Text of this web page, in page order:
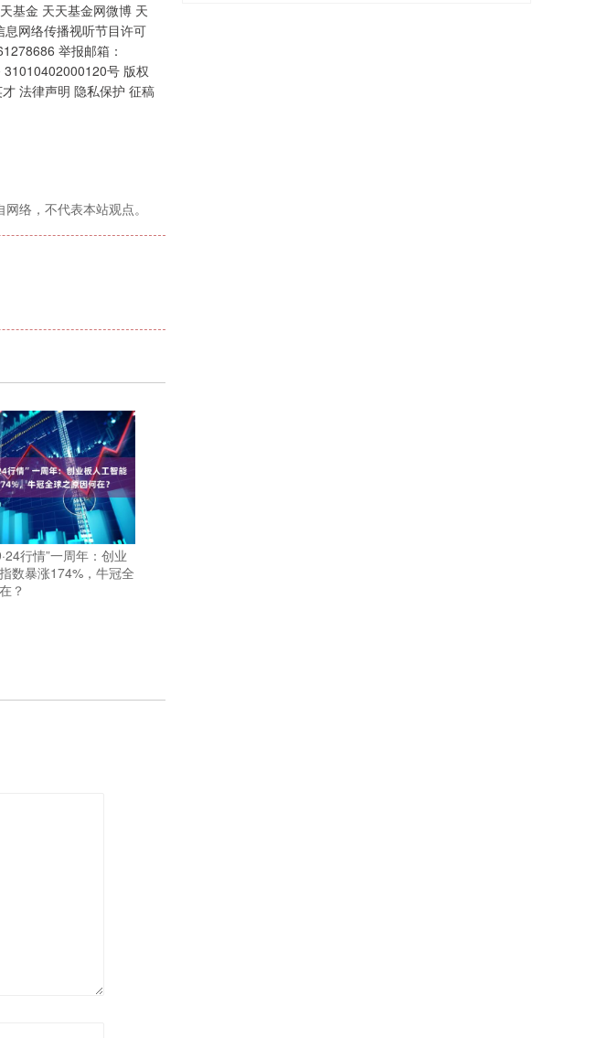
基金 天天基金网微博 天
网络传播视听节目许可
举报邮箱：
号 版权
法律声明 隐私保护 征稿
络，不代表本站观点。
行情”一周年：创业
数暴涨174%，牛冠全
？